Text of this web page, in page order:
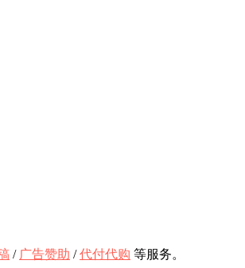
/ 广告赞助 /代付代购 等服务。